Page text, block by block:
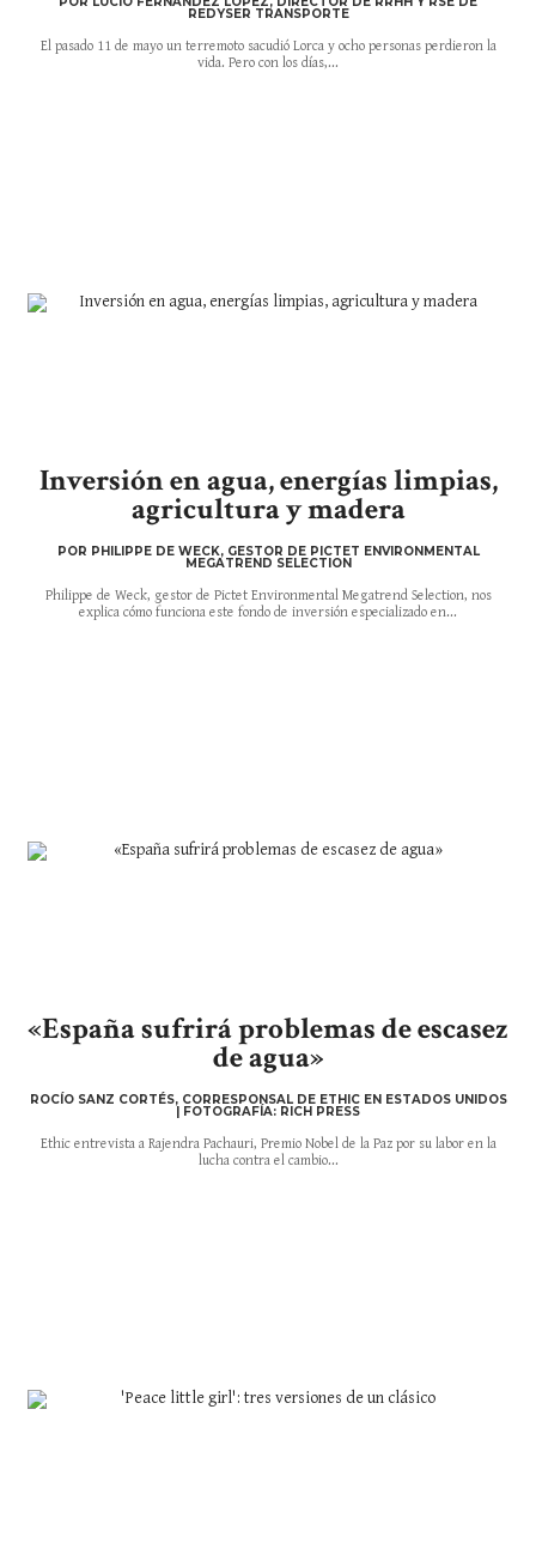
REDYSER TRANSPORTE
El pasado 11 de mayo un terremoto sacudió Lorca y ocho personas perdieron la
vida. Pero con los días,...
Inversión en agua, energías limpias,
agricultura y madera
POR PHILIPPE DE WECK, GESTOR DE PICTET ENVIRONMENTAL
MEGATREND SELECTION
Philippe de Weck, gestor de Pictet Environmental Megatrend Selection, nos
explica cómo funciona este fondo de inversión especializado en...
«España sufrirá problemas de escasez
de agua»
ROCÍO SANZ CORTÉS, CORRESPONSAL DE ETHIC EN ESTADOS UNIDOS
| FOTOGRAFÍA: RICH PRESS
Ethic entrevista a Rajendra Pachauri, Premio Nobel de la Paz por su labor en la
lucha contra el cambio...